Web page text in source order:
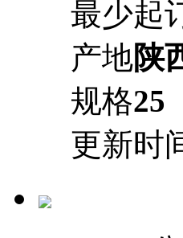
最少起
产地陕
规格25
更新时